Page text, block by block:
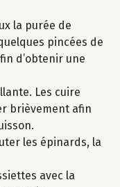
la purée de
pincées de
d’obtenir une
Les cuire
brièvement afin
les épinards, la
avec la